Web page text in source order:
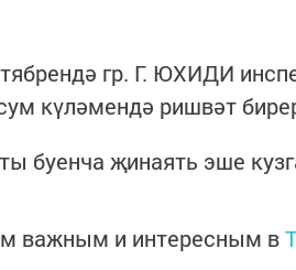
гр. Г. ЮХИДИ
күләмендә ришвәт
буенча җинаять эше
важным и интересным в